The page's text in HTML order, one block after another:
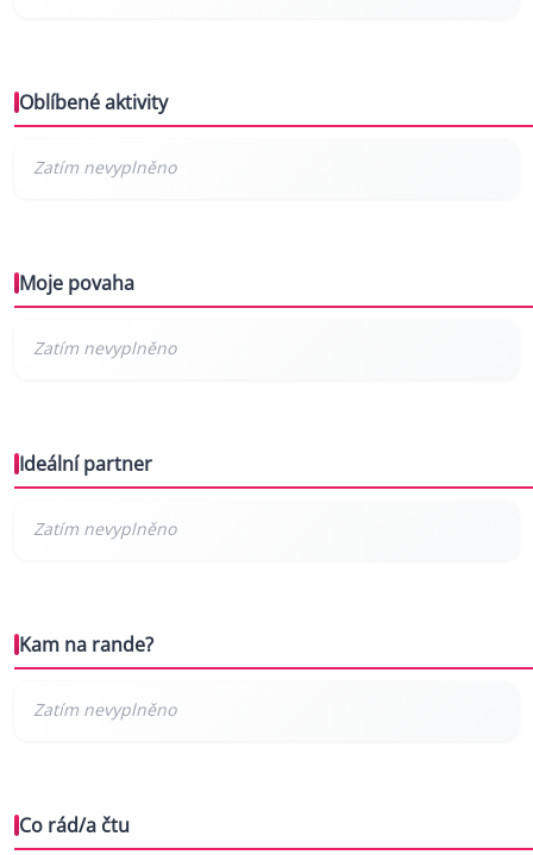
Oblíbené aktivity
Moje povaha
Ideální partner
Kam na rande?
Co rád/a čtu